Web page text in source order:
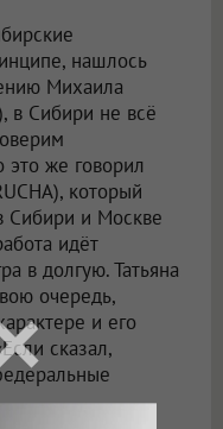
нашлось
Михаила
в Сибири не всё
это же говорил
который
Сибири и Москве
идёт
в долгую. Татьяна
очередь,
и его
сказал,